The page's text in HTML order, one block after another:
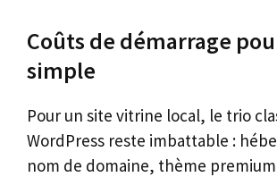
Coûts de démarrage
simple
Pour un site vitrine local, le trio
WordPress reste imbattable :
nom de domaine, thème